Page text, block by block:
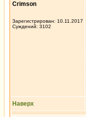
Crimson
Зарегистрирован: 10.11.2017
Суждений: 3102
Наверх